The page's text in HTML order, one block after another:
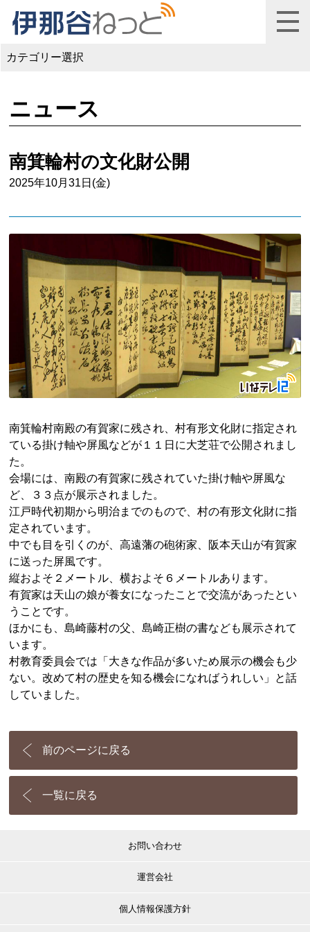
カテゴリー選択
ニュース
南箕輪村の文化財公開
2025年10月31日(金)
南箕輪村南殿の有賀家に残され、村有形文化財に指定され
ている掛け軸や屏風などが１１日に大芝荘で公開されまし
た。
会場には、南殿の有賀家に残されていた掛け軸や屏風な
ど、３３点が展示されました。
江戸時代初期から明治までのもので、村の有形文化財に指
定されています。
中でも目を引くのが、高遠藩の砲術家、阪本天山が有賀家
に送った屏風です。
縦およそ２メートル、横およそ６メートルあります。
有賀家は天山の娘が養女になったことで交流があったとい
うことです。
ほかにも、島崎藤村の父、島崎正樹の書なども展示されて
います。
村教育委員会では「大きな作品が多いため展示の機会も少
ない。改めて村の歴史を知る機会になればうれしい」と話
していました。
前のページに戻る
一覧に戻る
お問い合わせ
運営会社
個人情報保護方針